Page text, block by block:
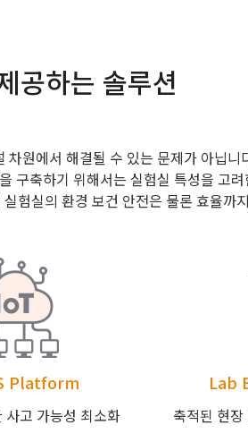
공하는 솔루션
원에서 해결될 수 있는 문제가 아닙니
구축하기 위해서는 실험실 특성을 고
험실의 환경 보건 안전은 물론 효율까
Platform
사고 가능성 최소화
Lab
축적된 현